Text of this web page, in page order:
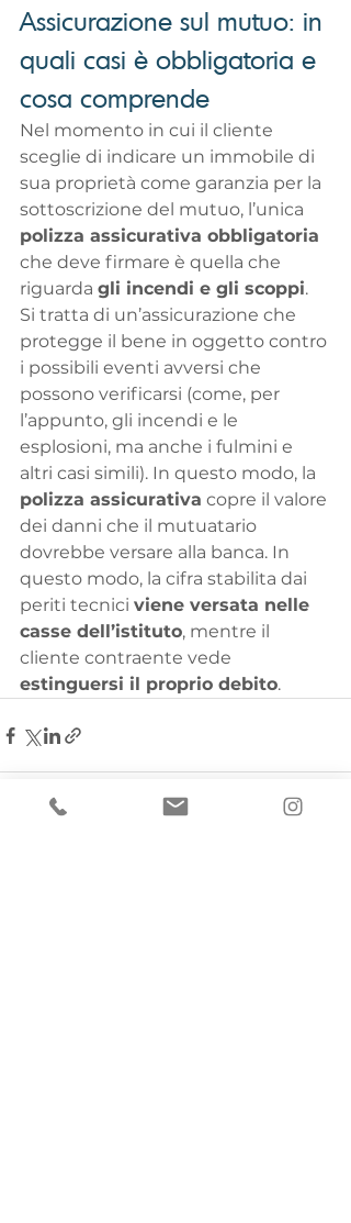
Assicurazione sul mutuo: in
quali casi è obbligatoria e
cosa comprende
Nel momento in cui il cliente
sceglie di indicare un immobile di
sua proprietà come garanzia per la
sottoscrizione del mutuo, l’unica
polizza assicurativa obbligatoria
che deve firmare è quella che
riguarda gli incendi e gli scoppi.
Si tratta di un’assicurazione che
protegge il bene in oggetto contro
i possibili eventi avversi che
possono verificarsi (come, per
l’appunto, gli incendi e le
esplosioni, ma anche i fulmini e
altri casi simili). In questo modo, la
polizza assicurativa copre il valore
dei danni che il mutuatario
dovrebbe versare alla banca. In
questo modo, la cifra stabilita dai
periti tecnici viene versata nelle
casse dell’istituto, mentre il
cliente contraente vede
estinguersi il proprio debito.